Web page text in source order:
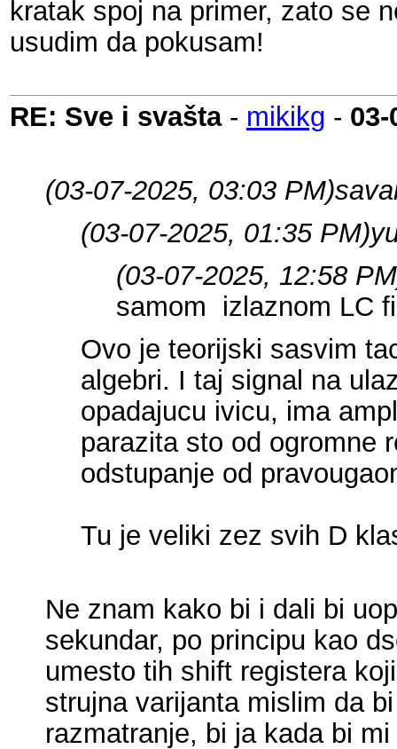
kratak spoj na primer, zato se
usudim da pokusam!
RE: Sve i svašta- mikikg - 03-
(03-07-2025, 03:03 PM)
(03-07-2025, 01:35 PM)
(03-07-2025, 12:58
samom izlaznom LC
Ovo je teorijski sasvim
algebri. I taj signal na
opadajucu ivicu, ima
parazita sto od ogromne
odstupanje od
Tu je veliki zez svih D
Ne znam kako bi i dali bi
sekundar, po principu kao
umesto tih shift registera
strujna varijanta mislim da
razmatranje, bi ja kada bi